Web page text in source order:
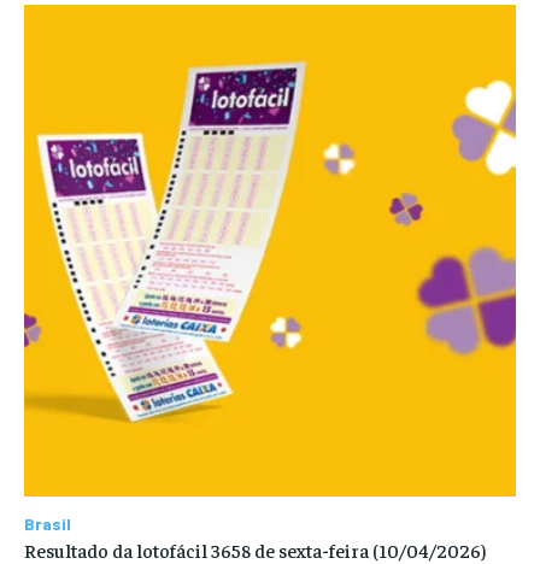
Brasil
Resultado da lotofácil 3658 de sexta-feira (10/04/2026)